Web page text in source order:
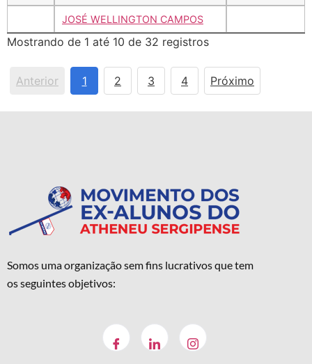
JOSÉ WELLINGTON CAMPOS
Mostrando de 1 até 10 de 32 registros
Anterior 1 2 3 4 Próximo
Somos uma organização sem fins lucrativos que tem
os seguintes objetivos: